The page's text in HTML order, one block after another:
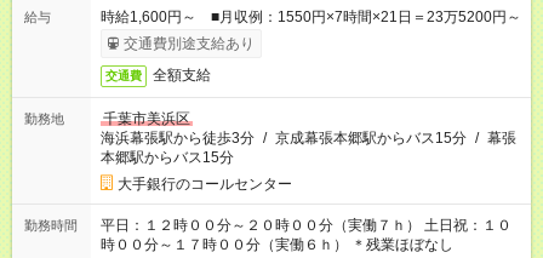
給与
時給1,600円～ ■月収例：1550円×7時間×21日＝23万5200円～
交通費別途支給あり
交通費 全額支給
勤務地
千葉市美浜区
海浜幕張駅から徒歩3分 / 京成幕張本郷駅からバス15分 / 幕張
本郷駅からバス15分
大手銀行のコールセンター
勤務時間
平日：１２時００分～２０時００分（実働７ｈ） 土日祝：１０
時００分～１７時００分（実働６ｈ） ＊残業ほぼなし